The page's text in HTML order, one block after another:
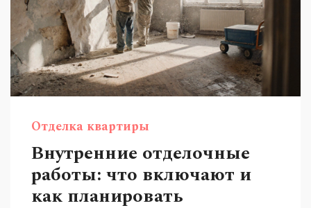
Отделка квартиры
Внутренние отделочные
работы: что включают и
как планировать